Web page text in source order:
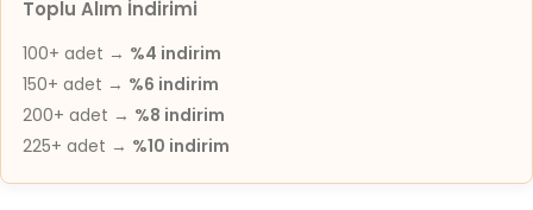
Toplu Alım İndirimi
100+ adet → %4 indirim
150+ adet → %6 indirim
200+ adet → %8 indirim
225+ adet → %10 indirim